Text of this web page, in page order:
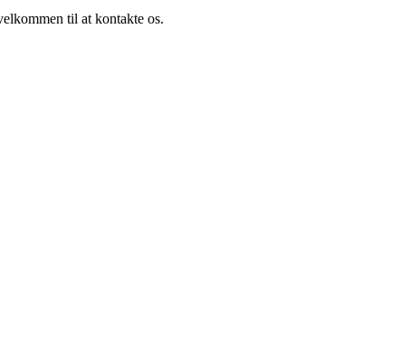
til at kontakte os.